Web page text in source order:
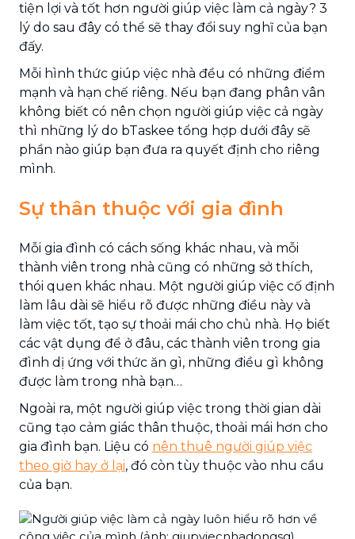
tiện lợi và tốt hơn người giúp việc làm cả ngày? 3
lý do sau đây có thể sẽ thay đổi suy nghĩ của bạn
đấy.
Mỗi hình thức giúp việc nhà đều có những điểm
mạnh và hạn chế riêng. Nếu bạn đang phân vân
không biết có nên chọn người giúp việc cả ngày
thì những lý do bTaskee tổng hợp dưới đây sẽ
phần nào giúp bạn đưa ra quyết định cho riêng
mình.
Sự thân thuộc với gia đình
Mỗi gia đình có cách sống khác nhau, và mỗi
thành viên trong nhà cũng có những sở thích,
thói quen khác nhau. Một người giúp việc cố định
làm lâu dài sẽ hiểu rõ được những điều này và
làm việc tốt, tạo sự thoải mái cho chủ nhà. Họ biết
các vật dụng để ở đâu, các thành viên trong gia
đình dị ứng với thức ăn gì, những điều gì không
được làm trong nhà bạn…
Ngoài ra, một người giúp việc trong thời gian dài
cũng tạo cảm giác thân thuộc, thoải mái hơn cho
gia đình bạn. Liệu có nên thuê người giúp việc
theo giờ hay ở lại, đó còn tùy thuộc vào nhu cầu
của bạn.